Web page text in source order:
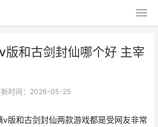
版和古剑封仙哪个好 主宰
新时间：2026-05-25
v版和古剑封仙两款游戏都是受网友非常